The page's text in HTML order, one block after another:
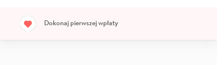
Dokonaj pierwszej wpłaty